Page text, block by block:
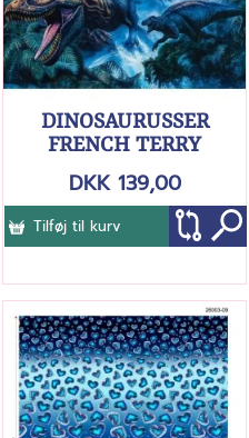
DINOSAURUSSER
FRENCH TERRY
BØRSTET BAGSIDE
DKK 139,00
Tilføj til kurv